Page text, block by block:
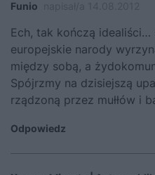
Funio
Ech, tak kończą idealiści…
europejskie narody
między sobą, a
Spójrzmy na dzisiejszą
rządzoną przez mułłów i
Odpowiedz